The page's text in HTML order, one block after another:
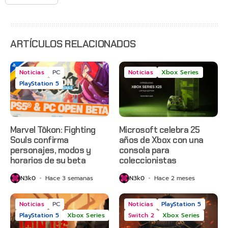
Gears of
2 y más
ARTÍCULOS RELACIONADOS
Noticias
PC
PlayStation 5
Marvel Tōkon: Fighting
Souls confirma
personajes, modos y
horarios de su beta
N3k0 Hace 3 semanas
Noticias Xbox Series
Microsoft celebra 25
años de Xbox con una
consola para
coleccionistas
N3k0 Hace 2 meses
Noticias
PC
PlayStation 5
Xbox Series
Noticias
PlayStation 5
Switch 2
Xbox Series